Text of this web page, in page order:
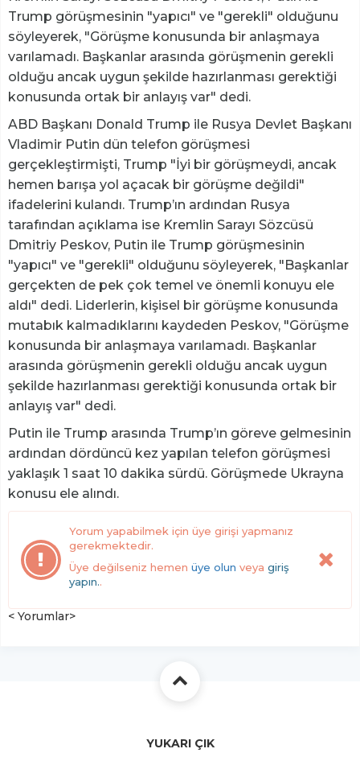
Trump görüşmesinin "yapıcı" ve "gerekli" olduğunu
söyleyerek, "Görüşme konusunda bir anlaşmaya
varılamadı. Başkanlar arasında görüşmenin gerekli
olduğu ancak uygun şekilde hazırlanması gerektiği
konusunda ortak bir anlayış var" dedi.
ABD Başkanı Donald Trump ile Rusya Devlet Başkanı
Vladimir Putin dün telefon görüşmesi
gerçekleştirmişti, Trump "İyi bir görüşmeydi, ancak
hemen barışa yol açacak bir görüşme değildi"
ifadelerini kulandı. Trump’ın ardından Rusya
tarafından açıklama ise Kremlin Sarayı Sözcüsü
Dmitriy Peskov, Putin ile Trump görüşmesinin
"yapıcı" ve "gerekli" olduğunu söyleyerek, "Başkanlar
gerçekten de pek çok temel ve önemli konuyu ele
aldı" dedi. Liderlerin, kişisel bir görüşme konusunda
mutabık kalmadıklarını kaydeden Peskov, "Görüşme
konusunda bir anlaşmaya varılamadı. Başkanlar
arasında görüşmenin gerekli olduğu ancak uygun
şekilde hazırlanması gerektiği konusunda ortak bir
anlayış var" dedi.
Putin ile Trump arasında Trump’ın göreve gelmesinin
ardından dördüncü kez yapılan telefon görüşmesi
yaklaşık 1 saat 10 dakika sürdü. Görüşmede Ukrayna
konusu ele alındı.
Yorum yapabilmek için üye girişi yapmanız
gerekmektedir.
Üye değilseniz hemen üye olun veya giriş
yapın..
< Yorumlar>
YUKARI ÇIK